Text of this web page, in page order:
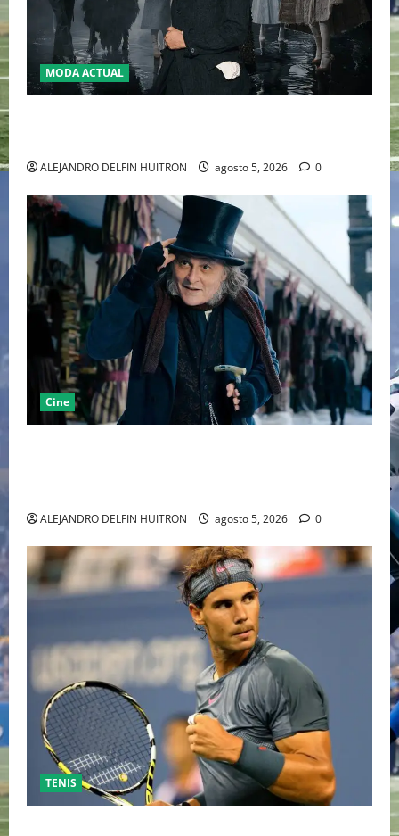
MODA ACTUAL
ALEJANDRO DELFIN HUITRON agosto 5, 2026 0
Cine
ALEJANDRO DELFIN HUITRON agosto 5, 2026 0
TENIS